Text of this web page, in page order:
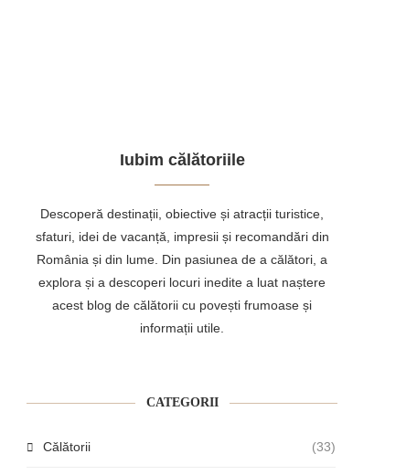
Iubim călătoriile
Descoperă destinații, obiective și atracții turistice,
sfaturi, idei de vacanță, impresii și recomandări din
România și din lume. Din pasiunea de a călători, a
explora și a descoperi locuri inedite a luat naștere
acest blog de călătorii cu povești frumoase și
informații utile.
CATEGORII
Călătorii (33)